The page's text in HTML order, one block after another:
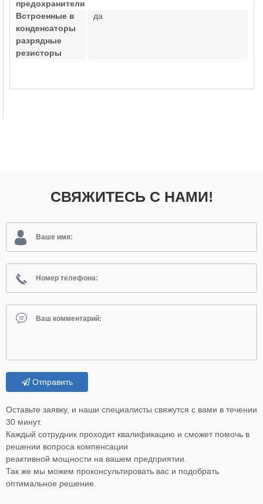
предохранители
Встроенные в
конденсаторы
разрядные
резисторы
да
СВЯЖИТЕСЬ С НАМИ!
Отправить
Оставьте заявку, и наши специалисты свяжутся с вами в течении
30 минут.
Каждый сотрудник проходит квалификацию и сможет помочь в
решении вопроса компенсации
реактивной мощности на вашем предприятии.
Так же мы можем проконсультировать вас и подобрать
оптимальное решение.